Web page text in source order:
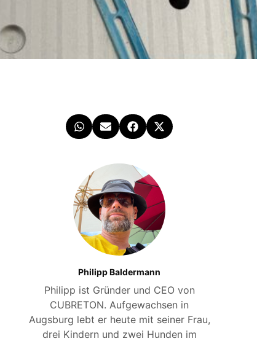
Philipp Baldermann
Philipp ist Gründer und CEO von
CUBRETON. Aufgewachsen in
Augsburg lebt er heute mit seiner Frau,
drei Kindern und zwei Hunden im
Email or Username
Anmelden
Passwort vergessen